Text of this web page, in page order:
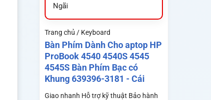
Ngãi
Trang chủ / Keyboard
Bàn Phím Dành Cho aptop HP
ProBook 4540 4540S 4545
4545S Bàn Phím Bạc có
Khung 639396-3181 - Cái
Giao nhanh Hỗ trợ kỹ thuật Bảo hành